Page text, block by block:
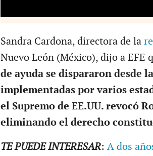
Sandra Cardona, directora de la
Nuevo León (México), dijo a EFE
de ayuda se dispararon desde
implementadas por varios
el Supremo de EE.UU. revocó
eliminando el derecho
TE PUEDE INTERESAR: A dos